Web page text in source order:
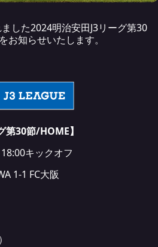
した2024明治安田J3リーグ第30
お知らせいたします。
第30節/HOME】
キックオフ
1-1 FC大阪